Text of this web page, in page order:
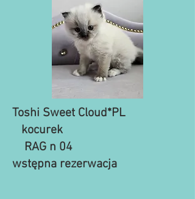
Toshi Sweet Cloud*PL
kocurek
​ RAG n 04
​wstępna rezerwacja